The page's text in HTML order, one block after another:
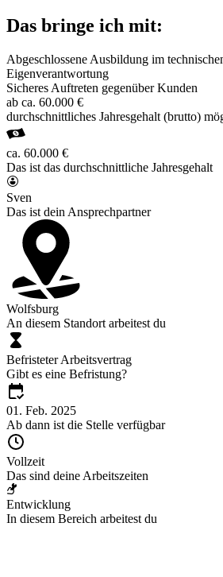
Das bringe ich mit:
Abgeschlossene Ausbildung im
Eigenverantwortung
Sicheres Auftreten gegenüber Kunden
ab ca. 60.000 €
durchschnittliches Jahresgehalt (brutto)
ca. 60.000 €
Das ist das durchschnittliche Jahresgehalt
Sven
Das ist dein Ansprechpartner
Wolfsburg
An diesem Standort arbeitest du
Befristeter Arbeitsvertrag
Gibt es eine Befristung?
01. Feb. 2025
Ab dann ist die Stelle verfügbar
Vollzeit
Das sind deine Arbeitszeiten
Entwicklung
In diesem Bereich arbeitest du